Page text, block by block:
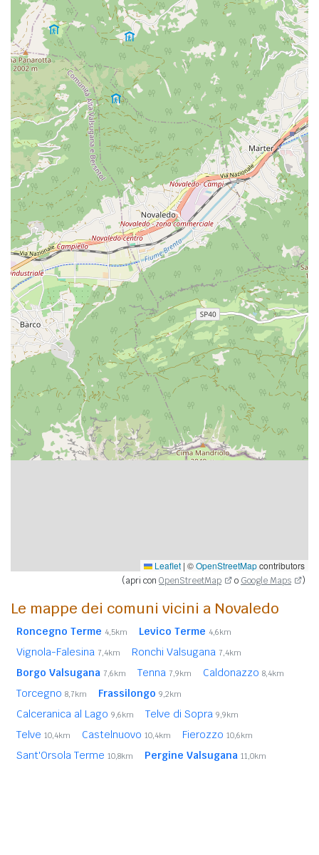
Leaflet | ©OpenStreetMapcontributors
(apri con OpenStreetMap o Google Maps )
Le mappe dei comuni vicini a Novaledo
Roncegno Terme 4,5km Levico Terme 4,6km
Vignola-Falesina 7,4km Ronchi Valsugana 7,4km
Borgo Valsugana 7,6km Tenna 7,9km Caldonazzo 8,4km
Torcegno 8,7km Frassilongo 9,2km
Calceranica al Lago 9,6km Telve di Sopra 9,9km
Telve 10,4km Castelnuovo 10,4km Fierozzo 10,6km
Sant'Orsola Terme 10,8km Pergine Valsugana 11,0km